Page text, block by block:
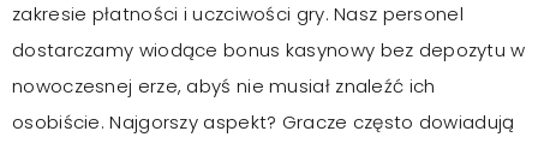
zakresie płatności i uczciwości gry. Nasz personel
dostarczamy wiodące bonus kasynowy bez depozytu w
nowoczesnej erze, abyś nie musiał znaleźć ich
osobiście. Najgorszy aspekt? Gracze często dowiadują